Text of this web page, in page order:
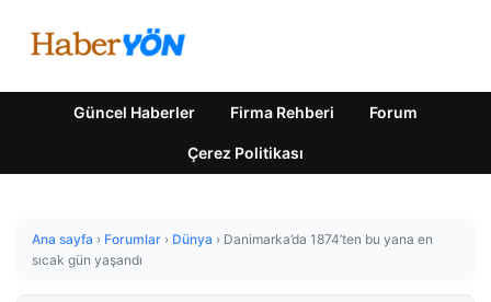
Güncel Haberler Firma Rehberi Forum
Çerez Politikası
Ana sayfa › Forumlar › Dünya › Danimarka’da 1874’ten bu yana en
sıcak gün yaşandı